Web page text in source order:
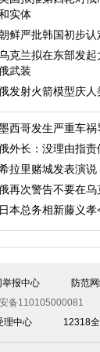
实体
鲜严批韩国初步
克兰拟在东部发
武装
发射火箭模型庆
西哥发生严重车
外长：没理由指
拉里赌城发表演
再次警告不要在
日本总务相新藤义
举报中心 防范
备110105000081
理中心
12318